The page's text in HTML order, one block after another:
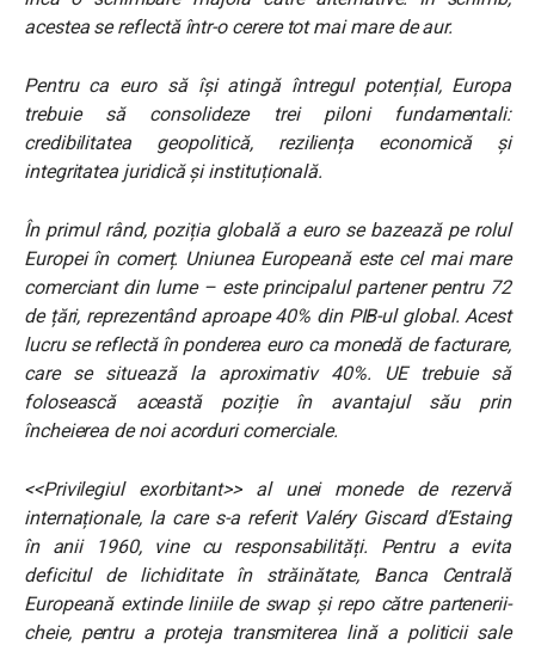
acestea se reflectă într-o cerere tot mai mare de aur.
Pentru ca euro să își atingă întregul potențial, Europa
trebuie să consolideze trei piloni fundamentali:
credibilitatea geopolitică, reziliența economică și
integritatea juridică și instituțională.
În primul rând, poziția globală a euro se bazează pe rolul
Europei în comerț. Uniunea Europeană este cel mai mare
comerciant din lume – este principalul partener pentru 72
de țări, reprezentând aproape 40% din PIB-ul global. Acest
lucru se reflectă în ponderea euro ca monedă de facturare,
care se situează la aproximativ 40%. UE trebuie să
folosească această poziție în avantajul său prin
încheierea de noi acorduri comerciale.
<<Privilegiul exorbitant>> al unei monede de rezervă
internaționale, la care s-a referit Valéry Giscard d’Estaing
în anii 1960, vine cu responsabilități. Pentru a evita
deficitul de lichiditate în străinătate, Banca Centrală
Europeană extinde liniile de swap și repo către partenerii-
cheie, pentru a proteja transmiterea lină a politicii sale